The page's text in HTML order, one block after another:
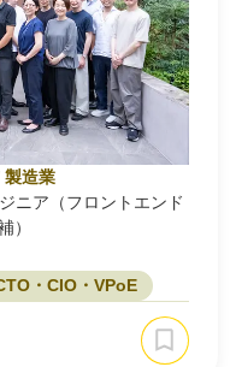
製造業
ニア（フロントエンド
）
・CIO・VPoE